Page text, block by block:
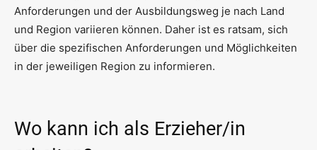
Anforderungen und der Ausbildungsweg je nach Land
und Region variieren können. Daher ist es ratsam, sich
über die spezifischen Anforderungen und Möglichkeiten
in der jeweiligen Region zu informieren.
Wo kann ich als Erzieher/in